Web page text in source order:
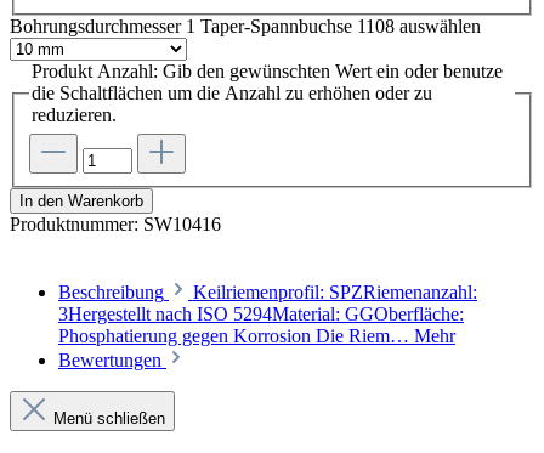
Bohrungsdurchmesser 1 Taper-Spannbuchse 1108 auswählen
Produkt Anzahl: Gib den gewünschten Wert ein oder benutze
die Schaltflächen um die Anzahl zu erhöhen oder zu
reduzieren.
In den Warenkorb
Produktnummer: SW10416
Beschreibung
Keilriemenprofil: SPZRiemenanzahl:
3Hergestellt nach ISO 5294Material: GGOberfläche:
Phosphatierung gegen Korrosion Die Riem… Mehr
Bewertungen
Menü schließen